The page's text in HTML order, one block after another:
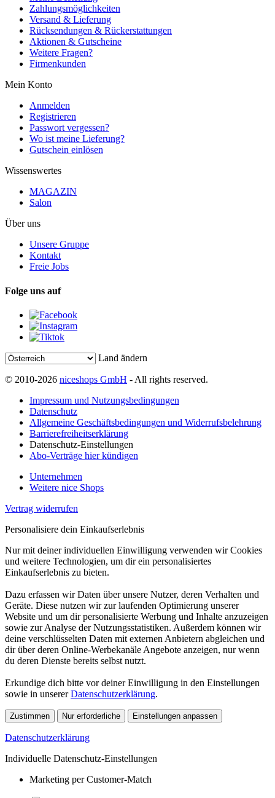
Zahlungsmöglichkeiten
Versand & Lieferung
Rücksendungen & Rückerstattungen
Aktionen & Gutscheine
Weitere Fragen?
Firmenkunden
Mein Konto
Anmelden
Registrieren
Passwort vergessen?
Wo ist meine Lieferung?
Gutschein einlösen
Wissenswertes
MAGAZIN
Salon
Über uns
Unsere Gruppe
Kontakt
Freie Jobs
Folge uns auf
Land ändern
© 2010-2026 niceshops GmbH - All rights reserved.
Impressum und Nutzungsbedingungen
Datenschutz
Allgemeine Geschäftsbedingungen und Widerrufsbelehrung
Barrierefreiheitserklärung
Datenschutz-Einstellungen
Abo-Verträge hier kündigen
Unternehmen
Weitere nice Shops
Vertrag widerrufen
Personalisiere dein Einkaufserlebnis
Nur mit deiner individuellen Einwilligung verwenden wir Cookies
und weitere Technologien, um dir ein personalisiertes
Einkaufserlebnis zu bieten.
Dazu erfassen wir Daten über unsere Nutzer, deren Verhalten und
Geräte. Diese nutzen wir zur laufenden Optimierung unserer
Website und um dir personalisierte Werbung und Inhalte anzuzeigen
sowie zur Analyse der Nutzungsstatistiken. Außerdem können wir
deine verschlüsselten Daten mit externen Anbietern abgleichen und
dir über deren Online-Werbekanäle Angebote anzeigen, nur wenn
du deren Dienste bereits selbst nutzt.
Erkundige dich bitte vor deiner Einwilligung in den Einstellungen
sowie in unsererDatenschutzerklärung.
Zustimmen Nur erforderliche Einstellungen anpassen
Datenschutzerklärung
Individuelle Datenschutz-Einstellungen
Marketing per Customer-Match